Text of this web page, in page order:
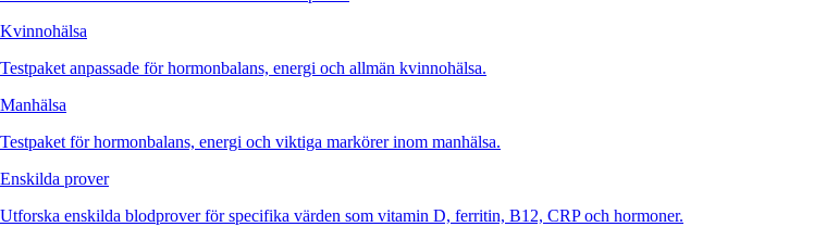
Kvinnohälsa
Testpaket anpassade för hormonbalans, energi och allmän kvinnohälsa.
Manhälsa
Testpaket för hormonbalans, energi och viktiga markörer inom manhälsa.
Enskilda prover
Utforska enskilda blodprover för specifika värden som vitamin D, ferritin, B12, CRP och hormoner.